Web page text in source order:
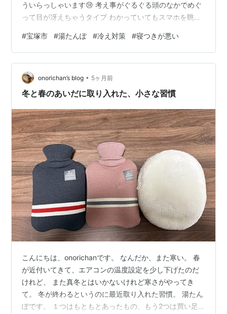
ういらっしゃいます😢 考え事がぐるぐる頭のなかでめぐ
って目が冴えちゃうタイプ わかっていてもスマホを眺め
の冷えが気になって なかなか寝付けないという方が割と
多いんです お風呂に入ってすぐに布団へ直行というルー
ティンではない方も いらっしゃるでしょうし 忙しすぎて
そもそもお湯に浸かる時間がない！という方も お身体見
守り隊の東としてはできれば お風呂浸かってほしいなぁ
#宝塚市 #湯たんぽ #冷え対策 #寝つきが悪い
onorichan’s blog • 5ヶ月前
冬と春のあいだに取り入れた、小さな習慣
こんにちは、onorichanです。 なんだか、また寒い。 春
が近付いてきて、エアコンの温度設定を少し下げたのだ
けれど、 また真冬とはいかないけれど寒さがやってき
て。 冬が終わるというのに最近取り入れた習慣。 湯たん
ぽです。 １つはもともとあったもの、もう2つは買い足